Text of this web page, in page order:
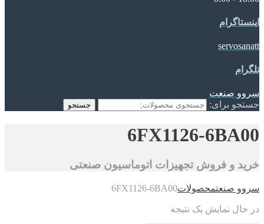
اینستاگرام
servosanatt
تلگرام
سروو صنعت
جستجو برای:
جستجو
6FX1126-6BA00
خرید و فروش تجهیزات اتوماسیون صنعتی
سروو صنعتمحصولات6FX1126-6BA00
در حال نمایش یک نتیجه